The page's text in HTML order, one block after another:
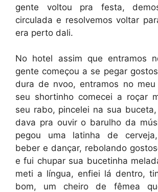
gente voltou pra festa,
circulada e resolvemos voltar
era perto dali.
No hotel assim que entramos
gente começou a se pegar
dura de nvoo, entramos no
seu shortinho comecei a roçar
seu rabo, pincelei na sua
dava pra ouvir o barulho da
pegou uma latinha de
beber e dançar, rebolando
e fui chupar sua bucetinha
meti a língua, enfiei lá dentro,
bom, um cheiro de fêmea